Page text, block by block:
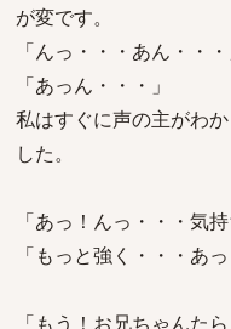
が変です。
「んっ・・・あん・・・
「あっん・・・」
私はすぐに声の主がわ
した。
「あっ！んっ・・・気
「もっと強く・・・あ
「もう！お兄ちゃんた